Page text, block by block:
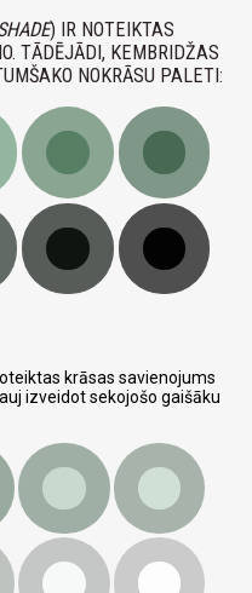
) IR NOTEIKTAS
TĀDĒJĀDI, KEMBRIDŽAS
NOKRĀSU PALETI:
krāsas savienojums
izveidot sekojošo gaišāku